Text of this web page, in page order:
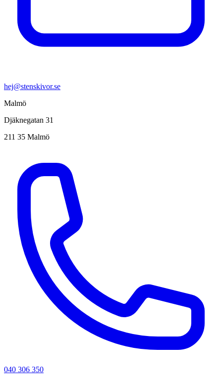
hej@stenskivor.se
Malmö
Djäknegatan 31
211 35 Malmö
040 306 350